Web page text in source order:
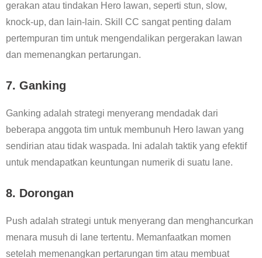
gerakan atau tindakan Hero lawan, seperti stun, slow,
knock-up, dan lain-lain. Skill CC sangat penting dalam
pertempuran tim untuk mengendalikan pergerakan lawan
dan memenangkan pertarungan.
7. Ganking
Ganking adalah strategi menyerang mendadak dari
beberapa anggota tim untuk membunuh Hero lawan yang
sendirian atau tidak waspada. Ini adalah taktik yang efektif
untuk mendapatkan keuntungan numerik di suatu lane.
8. Dorongan
Push adalah strategi untuk menyerang dan menghancurkan
menara musuh di lane tertentu. Memanfaatkan momen
setelah memenangkan pertarungan tim atau membuat